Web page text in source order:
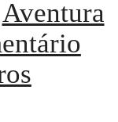
Aventura